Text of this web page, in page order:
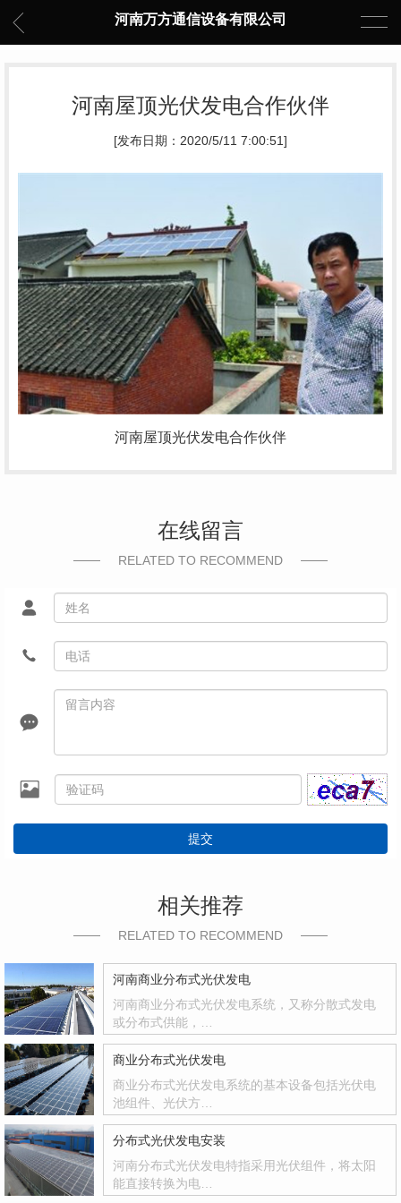
河南万方通信设备有限公司
河南屋顶光伏发电合作伙伴
[发布日期：2020/5/11 7:00:51]
河南屋顶光伏发电合作伙伴
在线留言
RELATED TO RECOMMEND
提交
相关推荐
RELATED TO RECOMMEND
河南商业分布式光伏发电
河南商业分布式光伏发电系统，又称分散式发电
或分布式供能，…
商业分布式光伏发电
商业分布式光伏发电系统的基本设备包括光伏电
池组件、光伏方…
分布式光伏发电安装
河南分布式光伏发电特指采用光伏组件，将太阳
能直接转换为电…